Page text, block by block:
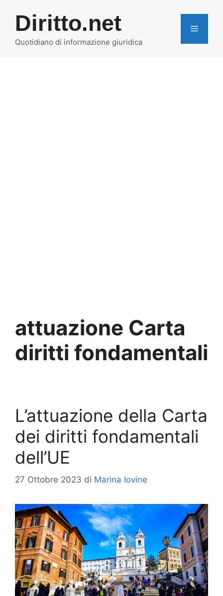
contenuto
Diritto.net
Quotidiano di informazione giuridica
MENU
attuazione Carta
diritti fondamentali
L’attuazione della Carta
dei diritti fondamentali
dell’UE
27 Ottobre 2023 di Marina Iovine